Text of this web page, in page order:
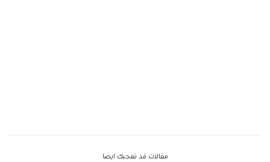
مقالات قد تعجبك ايضا